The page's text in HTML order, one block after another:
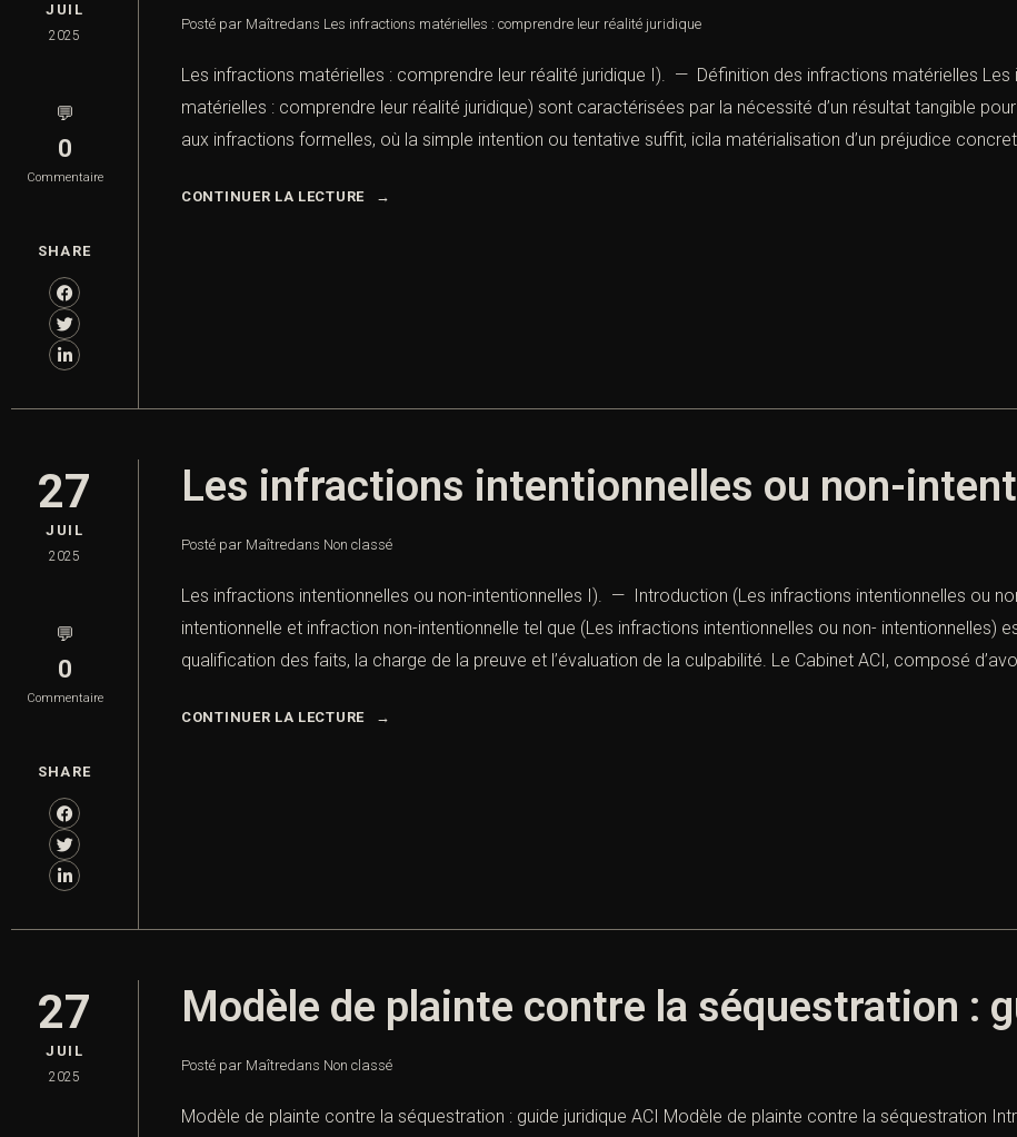
JUIL
2025
💬
0
Commentaire
SHARE
Posté par Maîtredans Les infractions matérielles : comprendre leur réalité juridique
Les infractions matérielles : comprendre leur réalité juridique I). — Définition des infractions matérielles
matérielles : comprendre leur réalité juridique) sont caractérisées par la nécessité d’un résultat tangible
aux infractions formelles, où la simple intention ou tentative suffit, icila matérialisation d’un préjudice concret
CONTINUER LA LECTURE
27
JUIL
2025
💬
0
Commentaire
SHARE
Les infractions intentionnelles ou non-
Posté par Maîtredans Non classé
Les infractions intentionnelles ou non-intentionnelles I). — Introduction (Les infractions intentionnelles ou
intentionnelle et infraction non-intentionnelle tel que (Les infractions intentionnelles ou non- intentionnelles)
qualification des faits, la charge de la preuve et l’évaluation de la culpabilité. Le Cabinet ACI, composé
CONTINUER LA LECTURE
27
JUIL
2025
Modèle de plainte contre la séquestration :
Posté par Maîtredans Non classé
Modèle de plainte contre la séquestration : guide juridique ACI Modèle de plainte contre la séquestration